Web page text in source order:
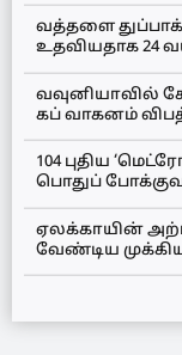
வத்தளை
உதவியதாக 24
வவுனியாவில்
கப் வாகனம்
104 புதிய
பொதுப்
ஏலக்காயின்
வேண்டிய